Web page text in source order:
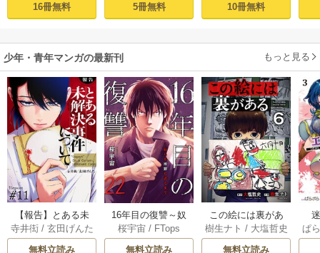
16冊無料
5冊無料
10冊無料
少年・青年マンガの最新刊 もっと見る
【報告】とある未
解決事件について 1
1巻
寺井衒/ 玄田げんた
無料立読み
16年目の復讐～奴
らを地獄に送るま
で 22巻
桜宇宙 / FTops
無料立読み
この絵には裏があ
る 6巻
樹生ナト / 大塩哲史
無料立読み
ぱ